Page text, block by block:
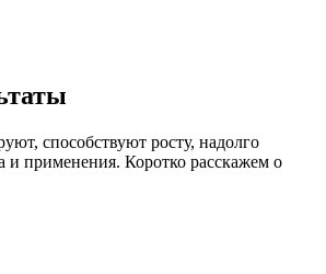
способствуют росту, надолго
и применения. Коротко расскажем о